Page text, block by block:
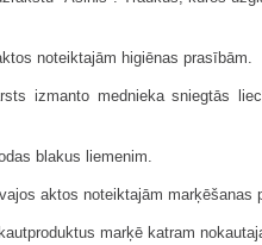
noteiktajām higiēnas prasībām.
izmanto mednieka sniegtās
blakus liemenim.
aktos noteiktajām marķēšanas
marķē katram